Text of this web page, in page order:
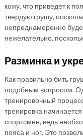
кожу, что приведет к
твердую грушу,
непреднамеренно
нежелательно,
Разминка и
Как правильно бить
подобным вопросом.
тренировочный
тренировка
спортсмен, ведь
пояса и ног. Это